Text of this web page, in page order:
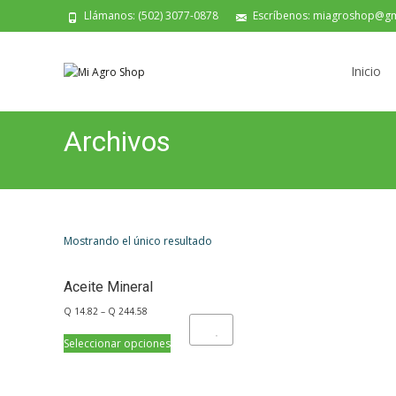
Llámanos: (502) 3077-0878
Escríbenos:
contenido
Inicio
Archivos
Mostrando el único resultado
Aceite Mineral
Q 14.82 – Q 244.58
Seleccionar opciones
Add to Wishlist